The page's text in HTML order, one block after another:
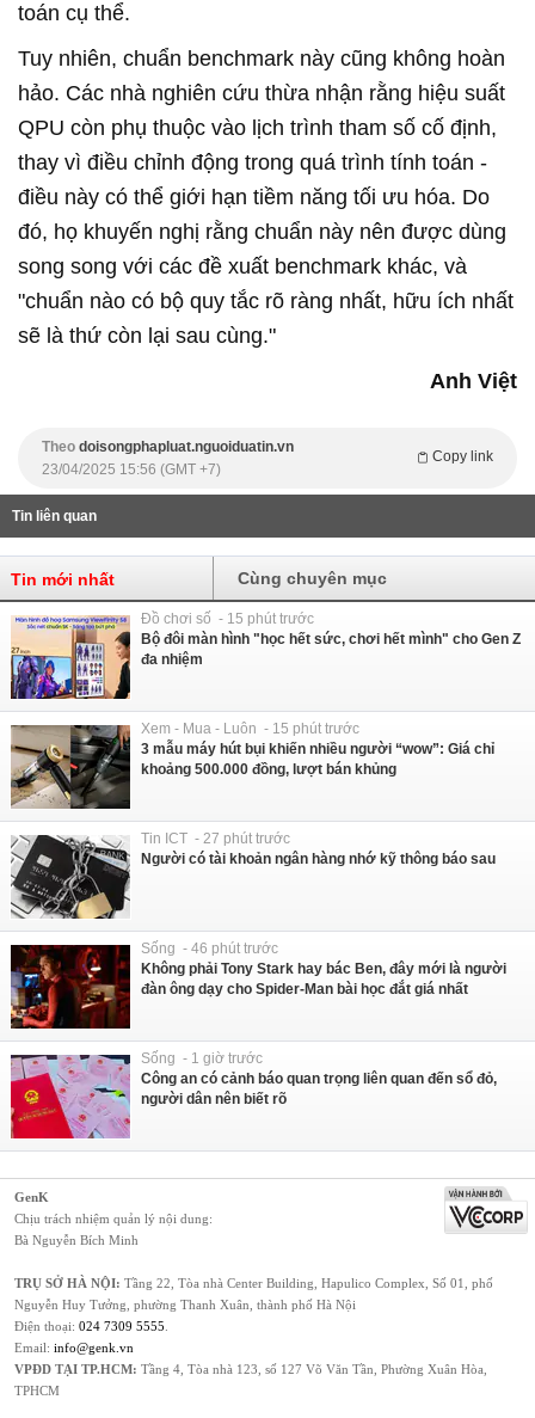
toán cụ thể.
Tuy nhiên, chuẩn benchmark này cũng không hoàn
hảo. Các nhà nghiên cứu thừa nhận rằng hiệu suất
QPU còn phụ thuộc vào lịch trình tham số cố định,
thay vì điều chỉnh động trong quá trình tính toán -
điều này có thể giới hạn tiềm năng tối ưu hóa. Do
đó, họ khuyến nghị rằng chuẩn này nên được dùng
song song với các đề xuất benchmark khác, và
"chuẩn nào có bộ quy tắc rõ ràng nhất, hữu ích nhất
sẽ là thứ còn lại sau cùng."
Anh Việt
Theo doisongphapluat.nguoiduatin.vn
Copy link
23/04/2025 15:56 (GMT +7)
Tin liên quan
Tin mới nhất Cùng chuyên mục
Đồ chơi số - 15 phút trước
Bộ đôi màn hình "học hết sức, chơi hết mình" cho Gen Z
đa nhiệm
Xem - Mua - Luôn - 15 phút trước
3 mẫu máy hút bụi khiến nhiều người “wow”: Giá chỉ
khoảng 500.000 đồng, lượt bán khủng
Tin ICT - 27 phút trước
Người có tài khoản ngân hàng nhớ kỹ thông báo sau
Sống - 46 phút trước
Không phải Tony Stark hay bác Ben, đây mới là người
đàn ông dạy cho Spider-Man bài học đắt giá nhất
Sống - 1 giờ trước
Công an có cảnh báo quan trọng liên quan đến sổ đỏ,
người dân nên biết rõ
GenK
Chịu trách nhiệm quản lý nội dung:
Bà Nguyễn Bích Minh
TRỤ SỞ HÀ NỘI: Tầng 22, Tòa nhà Center Building, Hapulico Complex, Số 01, phố
Nguyễn Huy Tưởng, phường Thanh Xuân, thành phố Hà Nội
Điện thoại: 024 7309 5555
Email: info@genk.vn
VPĐD TẠI TP.HCM: Tầng 4, Tòa nhà 123, số 127 Võ Văn Tần, Phường Xuân Hòa,
TPHCM